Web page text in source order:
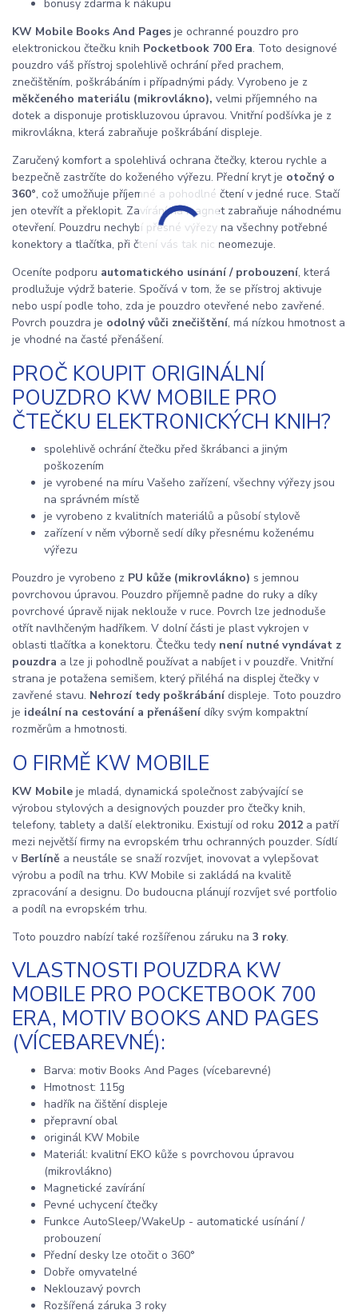
bonusy zdarma k nákupu
KW Mobile Books And Pages je ochranné pouzdro pro
elektronickou čtečku knih Pocketbook 700 Era. Toto designové
pouzdro váš přístroj spolehlivě ochrání před prachem,
znečištěním, poškrábáním i případnými pády. Vyrobeno je z
měkčeného materiálu (mikrovlákno), velmi příjemného na
dotek a disponuje protiskluzovou úpravou. Vnitřní podšívka je z
mikrovlákna, která zabraňuje poškrábání displeje.
Zaručený komfort a spolehlivá ochrana čtečky, kterou rychle a
bezpečně zastrčíte do koženého výřezu. Přední kryt je otočný o
360°, což umožňuje příjemné a pohodlné čtení v jedné ruce. Stačí
jen otevřít a překlopit. Zavírání na magnet zabraňuje náhodnému
otevření. Pouzdru nechybí přesné výřezy na všechny potřebné
konektory a tlačítka, při čtení vás tak nic neomezuje.
Oceníte podporu automatického usínání / probouzení, která
prodlužuje výdrž baterie. Spočívá v tom, že se přístroj aktivuje
nebo uspí podle toho, zda je pouzdro otevřené nebo zavřené.
Povrch pouzdra je odolný vůči znečištění, má nízkou hmotnost a
je vhodné na časté přenášení.
PROČ KOUPIT ORIGINÁLNÍ
POUZDRO KW MOBILE PRO
ČTEČKU ELEKTRONICKÝCH KNIH?
spolehlivě ochrání čtečku před škrábanci a jiným
poškozením
je vyrobené na míru Vašeho zařízení, všechny výřezy jsou
na správném místě
je vyrobeno z kvalitních materiálů a působí stylově
zařízení v něm výborně sedí díky přesnému koženému
výřezu
Pouzdro je vyrobeno z PU kůže (mikrovlákno) s jemnou
povrchovou úpravou. Pouzdro příjemně padne do ruky a díky
povrchové úpravě nijak neklouže v ruce. Povrch lze jednoduše
otřít navlhčeným hadříkem. V dolní části je plast vykrojen v
oblasti tlačítka a konektoru. Čtečku tedy není nutné vyndávat z
pouzdra a lze ji pohodlně používat a nabíjet i v pouzdře. Vnitřní
strana je potažena semišem, který přiléhá na displej čtečky v
zavřené stavu. Nehrozí tedy poškrábánídispleje. Toto pouzdro
je ideální na cestování a přenášenídíky svým kompaktní
rozměrům a hmotnosti.
O FIRMĚ KW MOBILE
KW Mobile je mladá, dynamická společnost zabývající se
výrobou stylových a designových pouzder pro čtečky knih,
telefony, tablety a další elektroniku. Existují od roku 2012 a patří
mezi největší firmy na evropském trhu ochranných pouzder. Sídlí
v Berlíně a neustále se snaží rozvíjet, inovovat a vylepšovat
výrobu a podíl na trhu. KW Mobile si zakládá na kvalitě
zpracování a designu. Do budoucna plánují rozvíjet své portfolio
a podíl na evropském trhu.
Toto pouzdro nabízí také rozšířenou záruku na 3 roky.
VLASTNOSTI POUZDRA KW
MOBILE PRO POCKETBOOK 700
ERA, MOTIV BOOKS AND PAGES
(VÍCEBAREVNÉ):
Barva: motiv Books And Pages (vícebarevné)
Hmotnost: 115g
hadřík na čištění displeje
přepravní obal
originál KW Mobile
Materiál: kvalitní EKO kůže s povrchovou úpravou
(mikrovlákno)
Magnetické zavírání
Pevné uchycení čtečky
Funkce AutoSleep/WakeUp - automatické usínání /
probouzení
Přední desky lze otočit o 360°
Dobře omyvatelné
Neklouzavý povrch
Rozšířená záruka 3 roky